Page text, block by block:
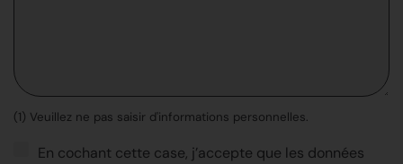
(1) Veuillez ne pas saisir d'informations personnelles.
En cochant cette case, j’accepte que les données